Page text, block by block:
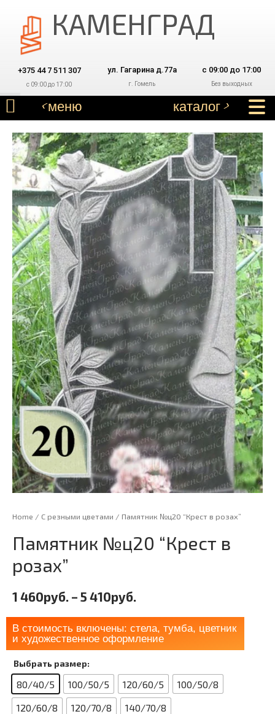
КАМЕНГРАД
+375 44 7 511 307
с 09:00 до 17:00
ул. Гагарина д.77а
г. Гомель
с 09:00 до 17:00
Без выходных
< меню каталог >
Home / С резными цветами / Памятник №ц20 “Крест в розах”
Памятник №ц20 “Крест в
розах”
1 460руб. – 5 410руб.
В стоимость включены: стела, тумба, цветник
и художественное оформление
Выбрать размер:
80/40/5 100/50/5 120/60/5
100/50/8
120/60/8
120/70/8 140/70/8